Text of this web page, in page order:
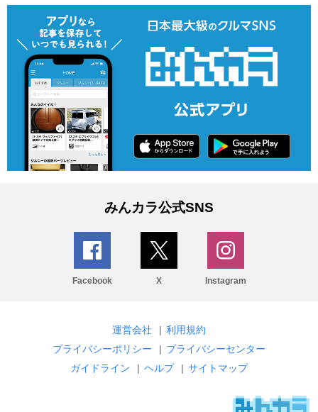
みんカラ公式SNS
Facebook X Instagram
運営会社 | 利用規約
プライバシーポリシー
| プライバシーセンター
ガイドライン
| ヘルプ | サイトマップ